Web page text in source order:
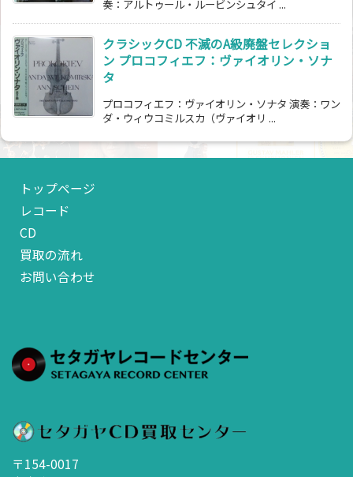
奏：アルトゥール・ルービンシュタイ ...
クラシックCD 不滅のA級廃盤セレクショ
ン プロコフィエフ：ヴァイオリン・ソナ
タ
プロコフィエフ：ヴァイオリン・ソナタ 演奏：ワン
ダ・ウィウコミルスカ（ヴァイオリ ...
トップページ
レコード
CD
買取の流れ
お問い合わせ
〒154-0017